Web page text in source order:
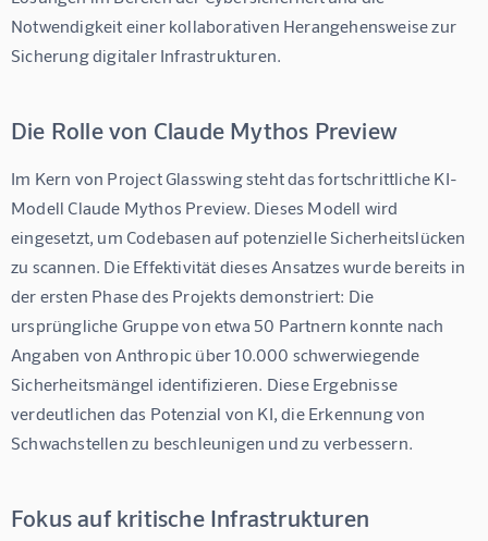
Notwendigkeit einer kollaborativen Herangehensweise zur
Sicherung digitaler Infrastrukturen.
Die Rolle von Claude Mythos Preview
Im Kern von Project Glasswing steht das fortschrittliche KI-
Modell Claude Mythos Preview. Dieses Modell wird
eingesetzt, um Codebasen auf potenzielle Sicherheitslücken
zu scannen. Die Effektivität dieses Ansatzes wurde bereits in
der ersten Phase des Projekts demonstriert: Die
ursprüngliche Gruppe von etwa 50 Partnern konnte nach
Angaben von Anthropic über 10.000 schwerwiegende
Sicherheitsmängel identifizieren. Diese Ergebnisse
verdeutlichen das Potenzial von KI, die Erkennung von
Schwachstellen zu beschleunigen und zu verbessern.
Fokus auf kritische Infrastrukturen